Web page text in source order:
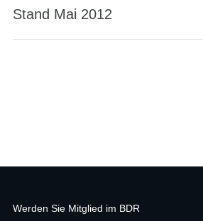
Stand Mai 2012
Werden Sie Mitglied im BDR